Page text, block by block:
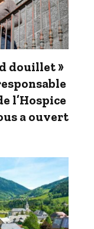
douillet »
l’Hospice
a ouvert